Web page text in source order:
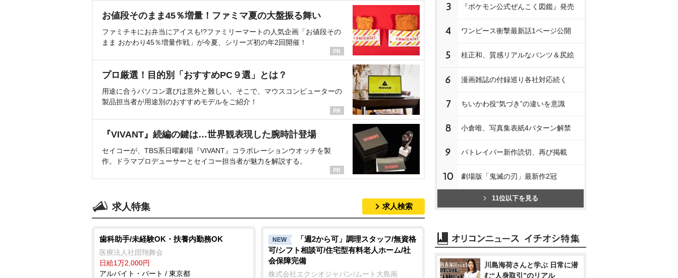
お値段そのまま45％増量！ファミマ夏の大盤振る舞い
ファミチキにお弁当にアイスも!?ファミリーマートの人気企画「お値段その
まま おかわり45％増量作戦」が今夏、シリーズ初の年2回開催！
プロ厳選！目的別「おすすめPC９選」とは？
用途に合うパソコン選びは意外と難しい。そこで、マウスコンピューターの
製品担当者が用途別のおすすめモデルをご紹介！
『VIVANT』続編の鍵は…世界観表現した腕時計登場
セイコーが、TBS系日曜劇場『VIVANT』コラボレーションウオッチを製
作。ドラマプロデューサーとセイコー担当者が魅力を解説する。
求人特集 求人検索
歯科助手/未経験OK・扶養内勤務OK
医療法人社団翔舞会
日給1万2,000円
アルバイト・パート / 東京都
NEW
「週2から可」調理スタッフ/無資格
可/シフト相談可/住宅型有料老人ホーム/社
会保障完備
株式会社エクシオジャパン/ムート大島南
3 『ポケモン公式ぜんこく図鑑』発売
4 ワンピース衝撃最新話1ページ公開
5 桂正和、質感リアルなパンツ＆尻絵
6 漫画雑誌の付録巡り各社対応続く
7 ちいかわ役“気づき”の違いを意識
8 小倉唯、写真集表紙4パターン解禁
9 パトレイバー新作読切、再び掲載
10 劇場版「鬼滅の刃」最新作2冠
11位以下を見る
川島海荷さんと学ぶ 日常に潜
む“人身取引”のリアル